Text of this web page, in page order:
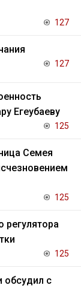
127
127
Егеубаеву
125
Семея
125
125
обсудил с